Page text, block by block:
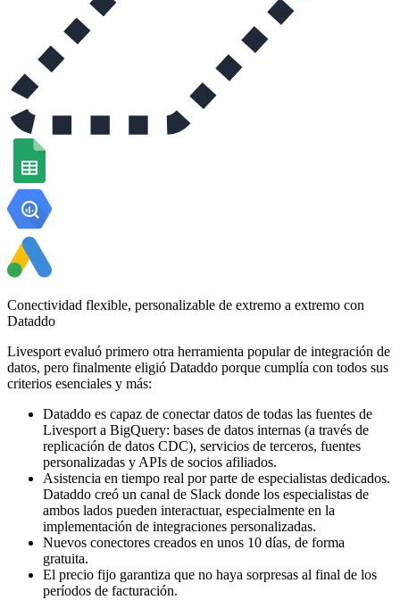
Conectividad flexible, personalizable de extremo a extremo con
Dataddo
Livesport evaluó primero otra herramienta popular de integración de
datos, pero finalmente eligió Dataddo porque cumplía con todos sus
criterios esenciales y más:
Dataddo es capaz de conectar datos de todas las fuentes de
Livesport a BigQuery: bases de datos internas (a través de
replicación de datos CDC), servicios de terceros, fuentes
personalizadas y APIs de socios afiliados.
Asistencia en tiempo real por parte de especialistas dedicados.
Dataddo creó un canal de Slack donde los especialistas de
ambos lados pueden interactuar, especialmente en la
implementación de integraciones personalizadas.
Nuevos conectores creados en unos 10 días, de forma
gratuita.
El precio fijo garantiza que no haya sorpresas al final de los
períodos de facturación.